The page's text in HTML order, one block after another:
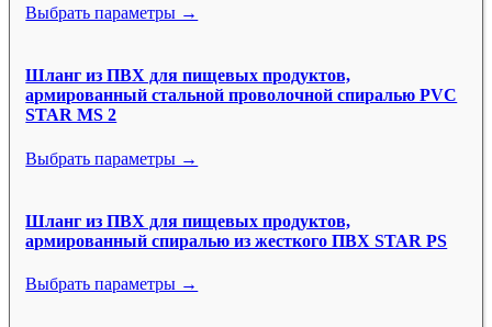
Выбрать параметры →
Шланг из ПВХ для пищевых продуктов,
армированный стальной проволочной спиралью PVC
STAR MS 2
Выбрать параметры →
Шланг из ПВХ для пищевых продуктов,
армированный спиралью из жесткого ПВХ STAR PS
Выбрать параметры →